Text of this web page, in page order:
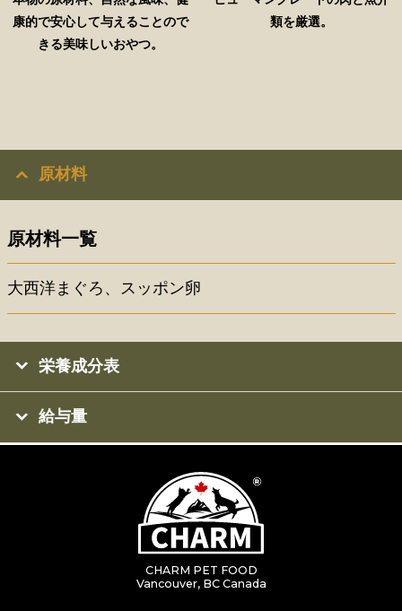
康的で安心して与えることので
きる美味しいおやつ。
類を厳選。
原材料
原材料一覧
大西洋まぐろ、スッポン卵
栄養成分表
給与量
CHARM PET FOOD
Vancouver, BC Canada